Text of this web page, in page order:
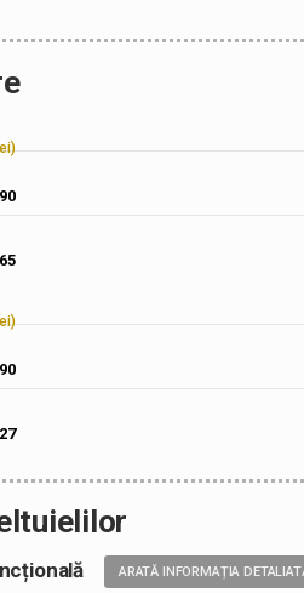
ARATĂ INFORMAȚIA